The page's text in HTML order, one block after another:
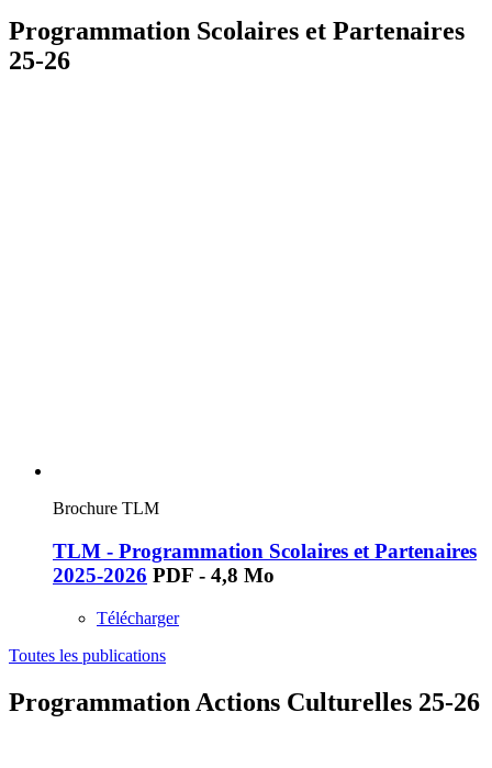
Programmation Scolaires et Partenaires
25-26
Brochure TLM
TLM - Programmation Scolaires et Partenaires
2025-2026 PDF - 4,8 Mo
Télécharger
Toutes les publications
Programmation Actions Culturelles 25-26